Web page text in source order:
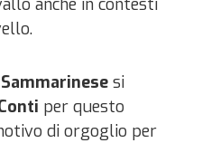
anche in contesti
si
per questo
di orgoglio per